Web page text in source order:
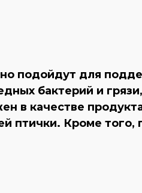
подойдут для
бактерий и
в качестве
птички. Кроме